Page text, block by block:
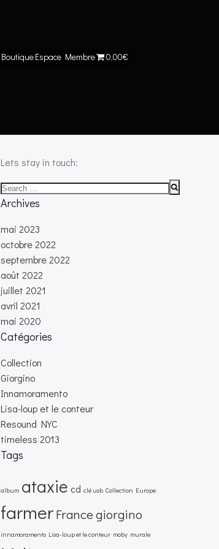
BoutiqueEspace Membre 0,00€
Lets stay in touch:
Search
for:
Archives
mai 2023
octobre 2022
septembre 2022
août 2022
juillet 2021
avril 2021
mai 2020
Catégories
Collection
Giorgino
Innamoramento
Lisa-loup et le conteur
Resound NYC
timeless 2013
Tags
album ataxie cd clé usb Collection Europe
farmerFrancegiorgino
innamoramento Lisa-loup et le conteur moby murale